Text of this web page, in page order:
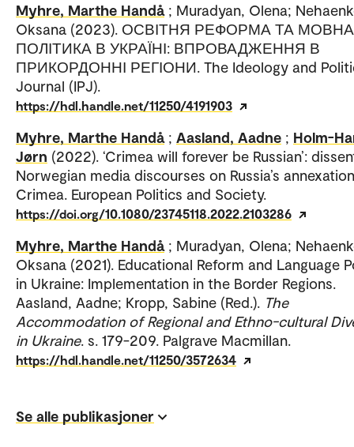
Myhre, Marthe Handå ; Muradyan, Olena;
Oksana (2023). ОСВІТНЯ РЕФОРМА ТА МОВНА
ПОЛІТИКА В УКРАЇНІ: ВПРОВАДЖЕННЯ В
ПРИКОРДОННІ РЕГІОНИ. The Ideology and
Journal (IPJ).
https://hdl.handle.net/11250/4191903
Myhre, Marthe Handå ; Aasland, Aadne ; Holm-
Jørn (2022). ‘Crimea will forever be Russian’:
Norwegian media discourses on Russia’s
Crimea. European Politics and Society.
https://doi.org/10.1080/23745118.2022.2103286
Myhre, Marthe Handå ; Muradyan, Olena;
Oksana (2021). Educational Reform and Language
in Ukraine: Implementation in the Border Regions.
Aasland, Aadne; Kropp, Sabine (Red.). The
Accommodation of Regional and Ethno-cultural
in Ukraine. s. 179-209. Palgrave Macmillan.
https://hdl.handle.net/11250/3572634
Se alle publikasjoner